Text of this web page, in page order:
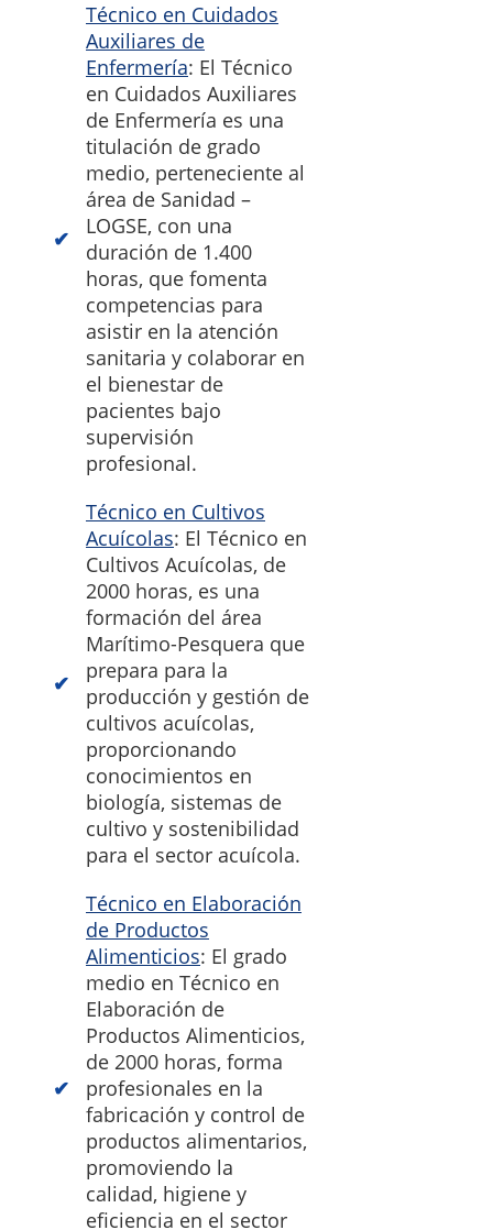
Técnico en Cuidados
Auxiliares de
Enfermería: El Técnico
en Cuidados Auxiliares
de Enfermería es una
titulación de grado
medio, perteneciente al
área de Sanidad –
LOGSE, con una
duración de 1.400
horas, que fomenta
competencias para
asistir en la atención
sanitaria y colaborar en
el bienestar de
pacientes bajo
supervisión
profesional.
Técnico en Cultivos
Acuícolas: El Técnico en
Cultivos Acuícolas, de
2000 horas, es una
formación del área
Marítimo-Pesquera que
prepara para la
producción y gestión de
cultivos acuícolas,
proporcionando
conocimientos en
biología, sistemas de
cultivo y sostenibilidad
para el sector acuícola.
Técnico en Elaboración
de Productos
Alimenticios: El grado
medio en Técnico en
Elaboración de
Productos Alimenticios,
de 2000 horas, forma
profesionales en la
fabricación y control de
productos alimentarios,
promoviendo la
calidad, higiene y
eficiencia en el sector